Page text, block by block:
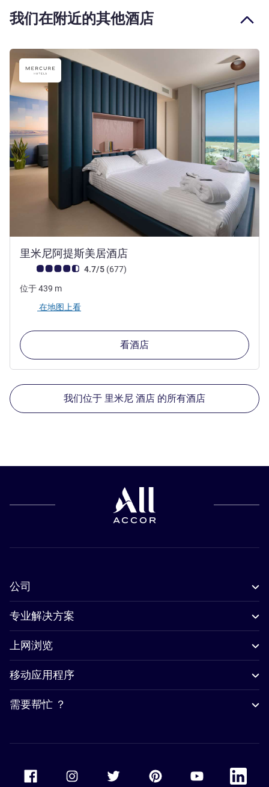
我们在附近的其他酒店
里米尼阿提斯美居酒店
客户意见评级 (ALL 评级)
4.7/5 (677评论
)
位于439 m
在地图上看
看酒店
我们位于 里米尼 酒店 的所有酒店
公司
专业解决方案
上网浏览
移动应用程序
需要帮忙 ？
Accor Facebook Accor TwitterAccor PinterestAccor Youtube
Accor